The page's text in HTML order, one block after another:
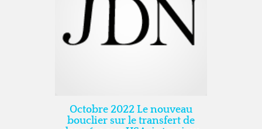
Octobre 2022 Le nouveau
bouclier sur le transfert de